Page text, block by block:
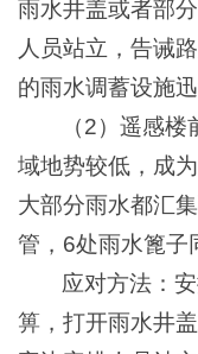
雨水井盖或者部
人员站立，告诫
的雨水调蓄设施迅
（2）遥感
域地势较低，成
大部分雨水都汇
管，6处雨水篦子
应对方法：
箅，打开雨水井